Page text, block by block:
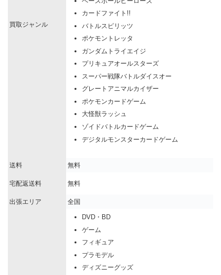
買取ジャンル
カードファイト!!
バトルスピリッツ
ポケモントレッタ
ガンダムトライエイジ
プリキュアオールスターズ
スーパー戦隊バトルダイスオー
グレートアニマルカイザー
ポケモンカードゲーム
大怪獣ラッシュ
ゾイドバトルカードゲーム
デジタルモンスターカードゲーム
送料 無料
宅配返送料 無料
出張エリア 全国
DVD・BD
ゲーム
フィギュア
プラモデル
ディズニーグッズ